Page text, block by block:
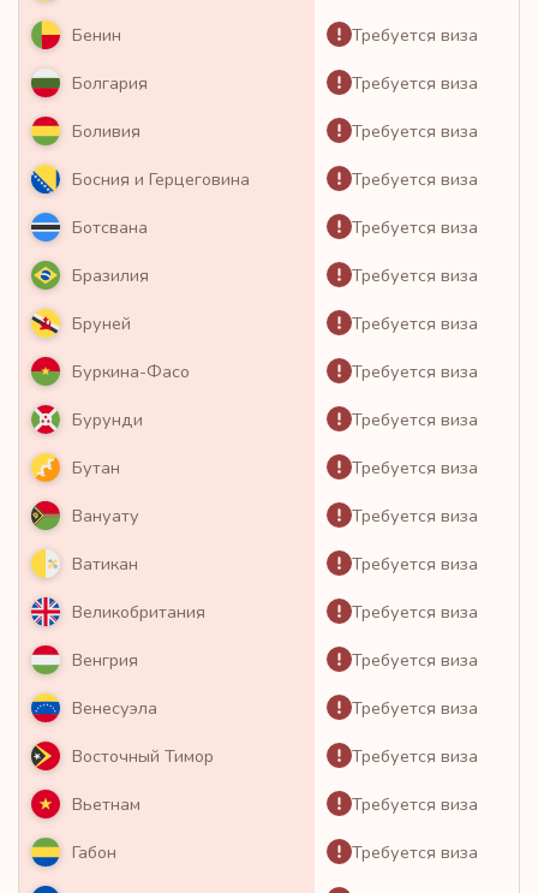
Бенин Требуется виза
Болгария Требуется виза
Боливия Требуется виза
Босния и Герцеговина Требуется виза
Ботсвана Требуется виза
Бразилия Требуется виза
Бруней Требуется виза
Буркина-Фасо Требуется виза
Бурунди Требуется виза
Бутан Требуется виза
Вануату Требуется виза
Ватикан Требуется виза
Великобритания Требуется виза
Венгрия Требуется виза
Венесуэла Требуется виза
Восточный Тимор Требуется виза
Вьетнам Требуется виза
Габон Требуется виза